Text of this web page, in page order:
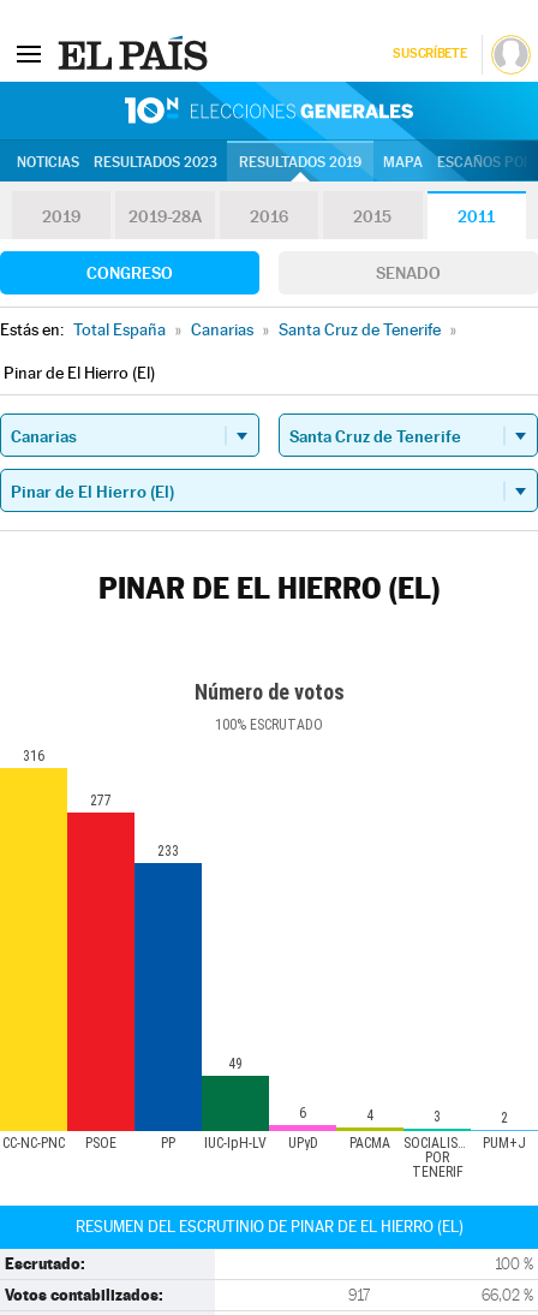
SUSCRÍBETE
NOTICIAS RESULTADOS 2023 RESULTADOS 2019 MAPA ESCAÑOS
2019 2019-28A 2016 2015 2011
CONGRESO SENADO
Estás en: Total España » Canarias » Santa Cruz de Tenerife »
Pinar de El Hierro (El)
PINAR DE EL HIERRO (EL)
Número de votos
100% ESCRUTADO
CC-NC-PNC PSOE PP IUC-IpH-LV UPyD PACMA
SOCIALISTAS
POR
TENERIF
PUM+J
316
277
233
49
6 4 3 2
RESUMEN DEL ESCRUTINIO DE PINAR DE EL HIERRO (EL)
Escrutado: 100 %
Votos contabilizados: 917 66,02 %